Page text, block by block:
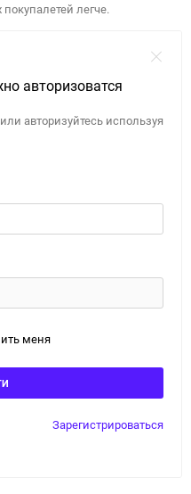
легче.
авторизоватся
авторизуйтесь используя
меня
Зарегистрироваться